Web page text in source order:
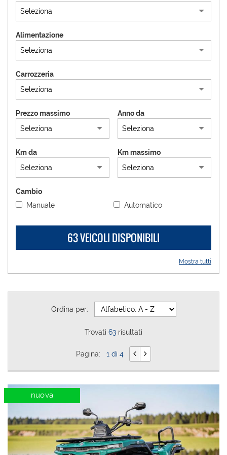
CONTATTI
NEWS
Alimentazione
Carrozzeria
Prezzo massimo Anno da
Km da Km massimo
Cambio
Manuale
Automatico
63 VEICOLI DISPONIBILI
Mostra tutti
Ordina per:
Trovati 63 risultati
Pagina: 1 di 4
nuova
tracciamento
che
adottiamo
per
e
svolgere
di
seguito
ottenere
maggiori
informazioni
sul
di
scelte
momento.